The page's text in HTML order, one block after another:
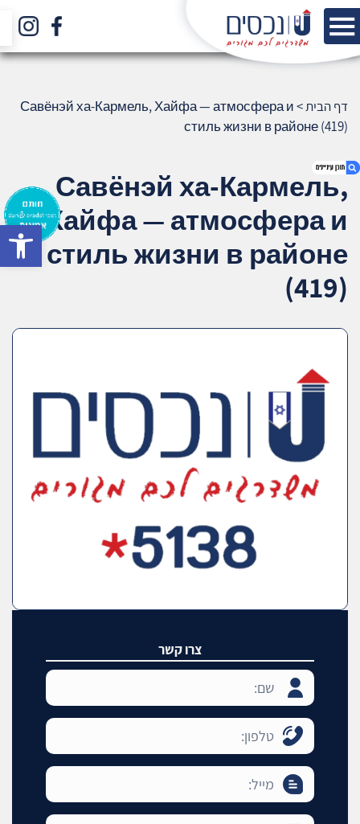
1. Савёнэй ха-Кармель, Хайфа —
атмосфера и стиль жизни в районе (419)
2. אודות U נכסים
3. שאלתם ? ענינו !
דף הבית>
Савёнэй ха-Кармель, Хайфа — атмосфера и
стиль жизни в районе (419)
Савёнэй ха-Кармель,
Хайфа — атмосфера и
стиль жизни в районе
(419)
צרו קשר